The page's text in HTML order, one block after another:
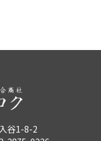
谷1-8-2